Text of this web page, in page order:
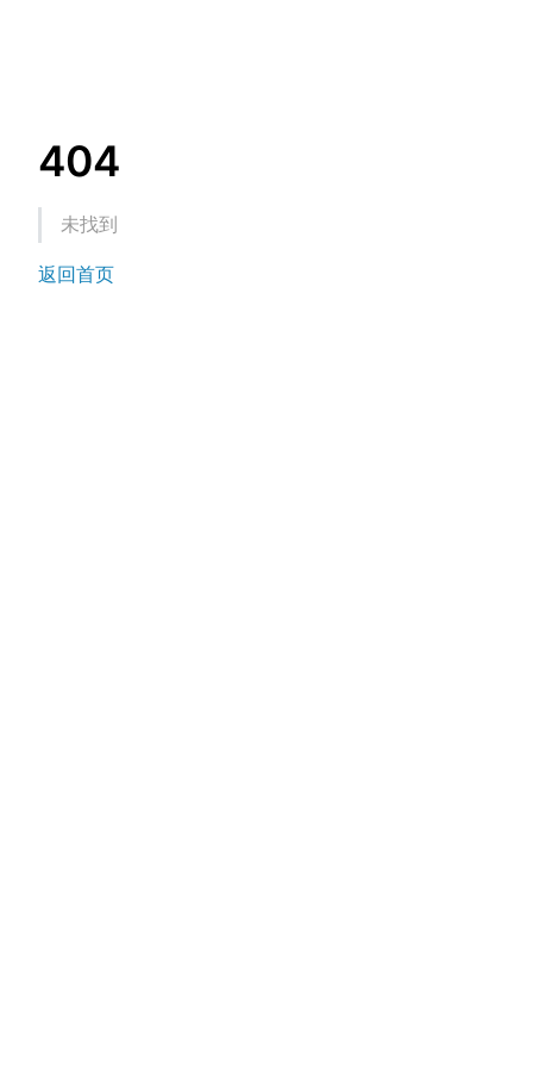
404
未找到
返回首页